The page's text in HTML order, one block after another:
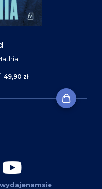
49,90 zł